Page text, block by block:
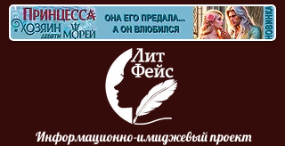
Информационно-имиджевый проект